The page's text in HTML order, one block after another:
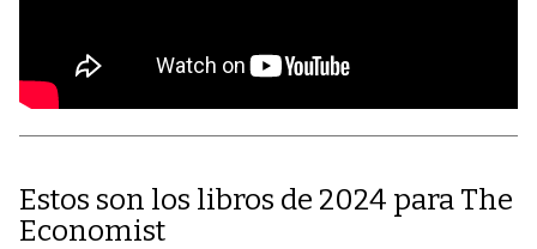
Estos son los libros de 2024 para The
Economist